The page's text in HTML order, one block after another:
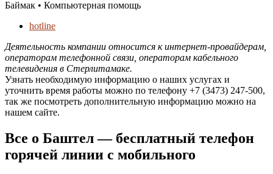
Баймак • Компьютерная помощь
hotline
Деятельность компании относится к интернет-провайдерам,
операторам телефонной связи, операторам кабельного
телевидения в Стерлитамаке.
Узнать необходимую информацию о наших услугах и
уточнить время работы можно по телефону +7 (3473) 247-500,
так же посмотреть дополнительную информацию можно на
нашем сайте.
Все о Баштел — бесплатный телефон
горячей линии с мобильного